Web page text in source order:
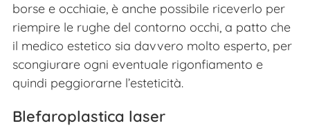
borse e occhiaie, è anche possibile riceverlo per
riempire le rughe del contorno occhi, a patto che
il medico estetico sia davvero molto esperto, per
scongiurare ogni eventuale rigonfiamento e
quindi peggiorarne l’esteticità.
Blefaroplastica laser